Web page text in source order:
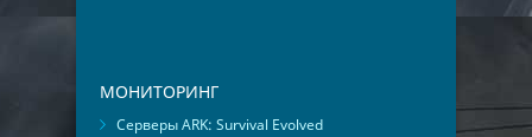
МОНИТОРИНГ
Серверы ARK: Survival Evolved